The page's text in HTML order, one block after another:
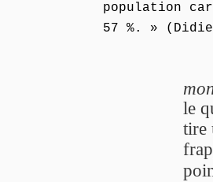
population
57 %. »
le
tire